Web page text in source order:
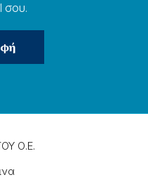
σου.
Ο.Ε.